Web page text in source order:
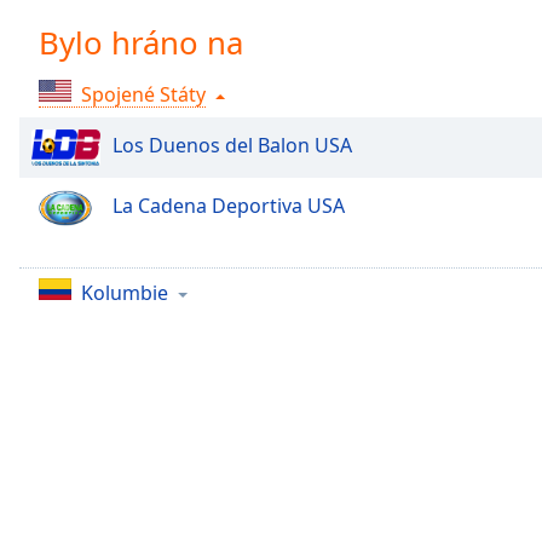
Chapters
Descriptions
descriptions
off,
selected
subtitles
Bylo hráno na
Spojené Státy
Los Duenos del Balon USA
La Cadena Deportiva USA
Kolumbie